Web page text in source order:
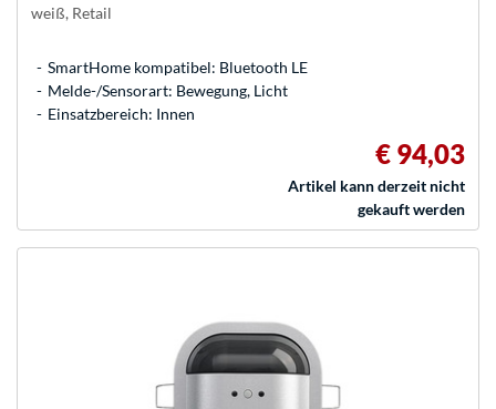
weiß, Retail
SmartHome kompatibel: Bluetooth LE
Melde-/Sensorart: Bewegung, Licht
Einsatzbereich: Innen
€ 94,03
Artikel kann derzeit nicht
gekauft werden